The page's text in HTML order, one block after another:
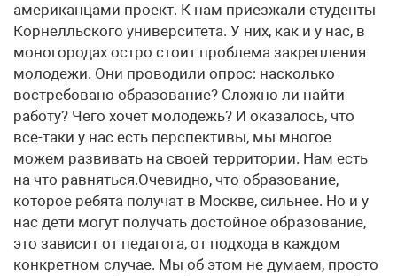
американцами проект. К нам приезжали студенты
Корнелльского университета. У них, как и у нас, в
моногородах остро стоит проблема закрепления
молодежи. Они проводили опрос: насколько
востребовано образование? Сложно ли найти
работу? Чего хочет молодежь? И оказалось, что
все-таки у нас есть перспективы, мы многое
можем развивать на своей территории. Нам есть
на что равняться.Очевидно, что образование,
которое ребята получат в Москве, сильнее. Но и у
нас дети могут получать достойное образование,
это зависит от педагога, от подхода в каждом
конкретном случае. Мы об этом не думаем, просто